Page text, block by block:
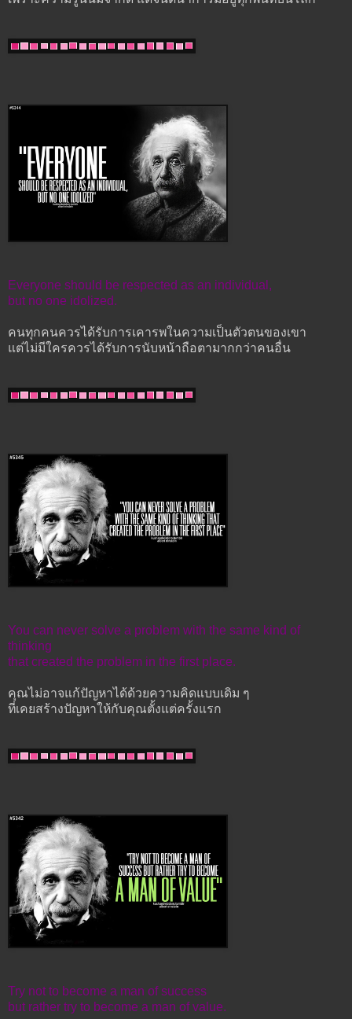
Everyone should be respected as an individual,
but no one idolized.
คนทุกคนควรได้รับการเคารพในความเป็นตัวตนของเขา
แต่ไม่มีใครควรได้รับการนับหน้าถือตามากกว่าคนอื่น
You can never solve a problem with the same kind of
thinking
that created the problem in the first place.
คุณไม่อาจแก้ปัญหาได้ด้วยความคิดแบบเดิม ๆ
ที่เคยสร้างปัญหาให้กับคุณตั้งแต่ครั้งแรก
Try not to become a man of success
but rather try to become a man of value.